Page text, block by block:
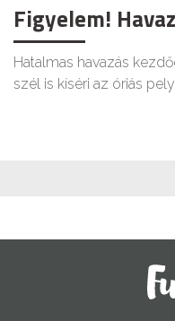
Figyelem!
Hatalmas havazás
szél is kíséri az óriás